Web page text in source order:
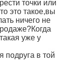
точки или
это такое,вы
ничего не
уже у
подруга в той